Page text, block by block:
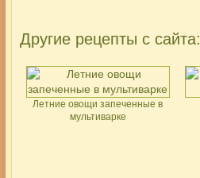
Другие рецепты с сайта:
Летние овощи запеченные в
мультиварке